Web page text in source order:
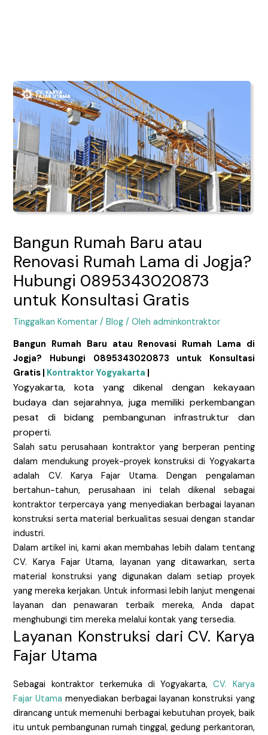
Bangun Rumah Baru atau
Renovasi Rumah Lama di Jogja?
Hubungi 0895343020873
untuk Konsultasi Gratis
Tinggalkan Komentar /Blog / Olehadminkontraktor
Bangun Rumah Baru atau Renovasi Rumah Lama di
Jogja? Hubungi 0895343020873 untuk Konsultasi
Gratis | Kontraktor Yogyakarta |
Yogyakarta, kota yang dikenal dengan kekayaan
budaya dan sejarahnya, juga memiliki perkembangan
pesat di bidang pembangunan infrastruktur dan
properti.
Salah satu perusahaan kontraktor yang berperan penting
dalam mendukung proyek-proyek konstruksi di Yogyakarta
adalah CV. Karya Fajar Utama. Dengan pengalaman
bertahun-tahun, perusahaan ini telah dikenal sebagai
kontraktor terpercaya yang menyediakan berbagai layanan
konstruksi serta material berkualitas sesuai dengan standar
industri.
Dalam artikel ini, kami akan membahas lebih dalam tentang
CV. Karya Fajar Utama, layanan yang ditawarkan, serta
material konstruksi yang digunakan dalam setiap proyek
yang mereka kerjakan. Untuk informasi lebih lanjut mengenai
layanan dan penawaran terbaik mereka, Anda dapat
menghubungi tim mereka melalui kontak yang tersedia.
Layanan Konstruksi dari CV. Karya
Fajar Utama
Sebagai kontraktor terkemuka di Yogyakarta,CV. Karya
Fajar Utama menyediakan berbagai layanan konstruksi yang
dirancang untuk memenuhi berbagai kebutuhan proyek, baik
itu untuk pembangunan rumah tinggal, gedung perkantoran,